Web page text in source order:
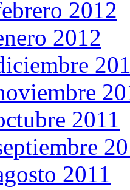
2012
2012
2011
2011